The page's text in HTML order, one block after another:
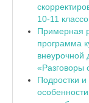
10-11
Примерная
программа
внеурочной
«Разговоры
Подростки и